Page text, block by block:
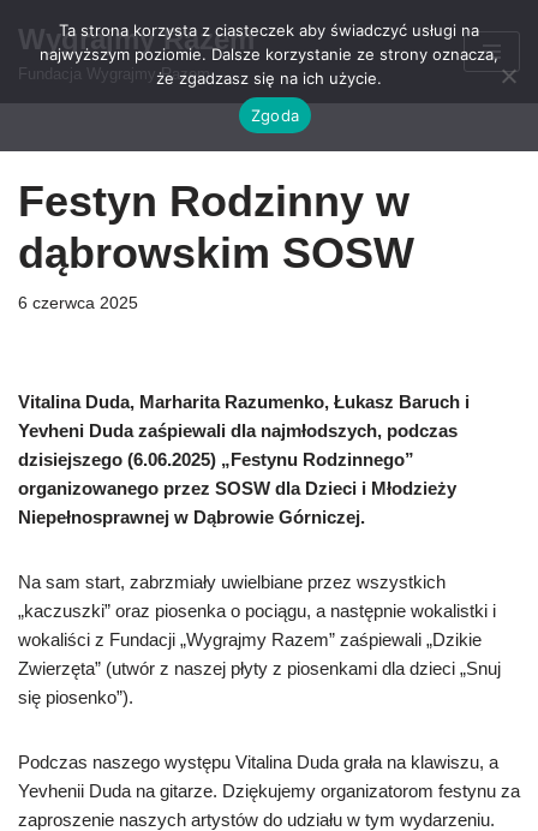
Przejdź
Wygrajmy Razem
Fundacja Wygrajmy Razem
Festyn Rodzinny w
dąbrowskim SOSW
6 czerwca 2025
Vitalina Duda, Marharita Razumenko, Łukasz Baruch i
Yevheni Duda zaśpiewali dla najmłodszych, podczas
dzisiejszego (6.06.2025) „Festynu Rodzinnego”
organizowanego przez SOSW dla Dzieci i Młodzieży
Niepełnosprawnej w Dąbrowie Górniczej.
Na sam start, zabrzmiały uwielbiane przez wszystkich
„kaczuszki” oraz piosenka o pociągu, a następnie wokalistki i
wokaliści z Fundacji „Wygrajmy Razem” zaśpiewali „Dzikie
Zwierzęta” (utwór z naszej płyty z piosenkami dla dzieci „Snuj
się piosenko”).
Podczas naszego występu Vitalina Duda grała na klawiszu, a
Yevhenii Duda na gitarze. Dziękujemy organizatorom festynu za
zaproszenie naszych artystów do udziału w tym wydarzeniu.
Ta strona korzysta z ciasteczek aby świadczyć usługi na
najwyższym poziomie. Dalsze korzystanie ze strony oznacza,
że zgadzasz się na ich użycie.
Zgoda